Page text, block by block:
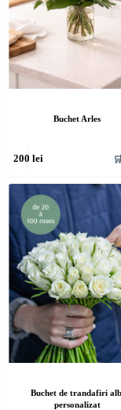
Buchet Arles
200lei
Buchet de trandafiri
personalizat